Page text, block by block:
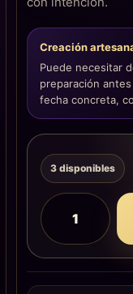
Creación
Puede necesitar
preparación
fecha concreta,
3 disponibles